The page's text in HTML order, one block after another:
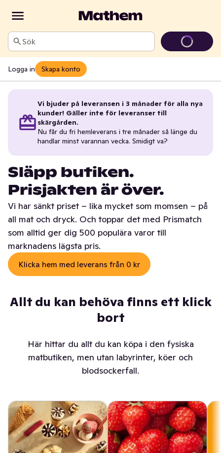
Sök
Logga in Skapa konto
Vi bjuder på leveransen i 3 månader för alla nya
kunder! Gäller inte för leveranser till
skärgården.
Nu får du fri hemleverans i tre månader så länge du
handlar minst varannan vecka. Smidigt va?
Släpp butiken.
Prisjakten är över.
Vi har sänkt priset – lika mycket som momsen – på
all mat och dryck. Och toppar det med Prismatch
som alltid ger dig 500 populära varor till
marknadens lägsta pris.
Klicka hem med leverans från 0 kr
Allt du kan behöva finns ett klick
bort
Här hittar du allt du kan köpa i den fysiska
matbutiken, men utan labyrinter, köer och
blodsockerfall.